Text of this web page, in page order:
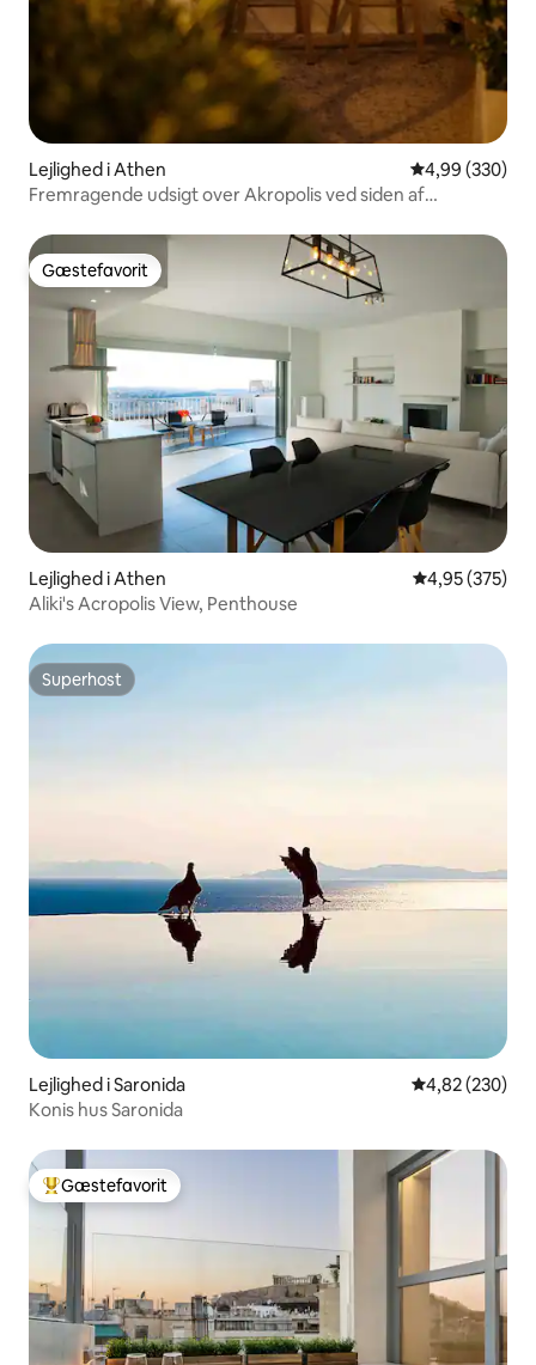
Lejlighed i Athen 4,99 ud af 5 i
4,99 (330)
Fremragende udsigt over Akropolis ved siden af
Gæstefavorit
Gæstefavorit
Lejlighed i Athen 4,95 ud af 5 i
4,95 (375)
Aliki's Acropolis View, Penthouse
Superhost
Superhost
Lejlighed i Saronida 4,82 ud af 5 i
4,82 (230)
Konis hus Saronida
Bedste gæstefavorit
Gæstefavorit